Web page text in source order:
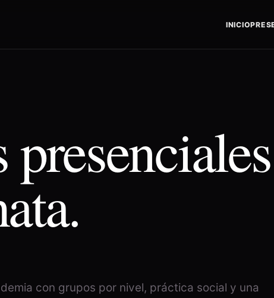
INICIO
con grupos por nivel, práctica social y una